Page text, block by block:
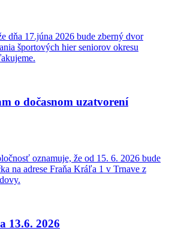
dňa 17.júna 2026 bude zberný dvor
športových hier seniorov okresu
o dočasnom uzatvorení
oznamuje, že od 15. 6. 2026 bude
na adrese Fraňa Kráľa 1 v Trnave z
13.6. 2026